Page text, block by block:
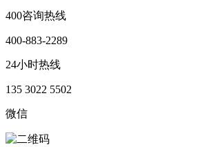
400咨询热线
400-883-2289
24小时热线
135 3022 5502
微信